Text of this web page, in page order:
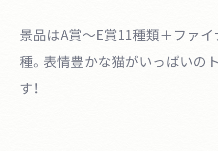
景品はA賞～E賞11種類＋ファ
種。 表情豊かな猫がいっぱいの
す！